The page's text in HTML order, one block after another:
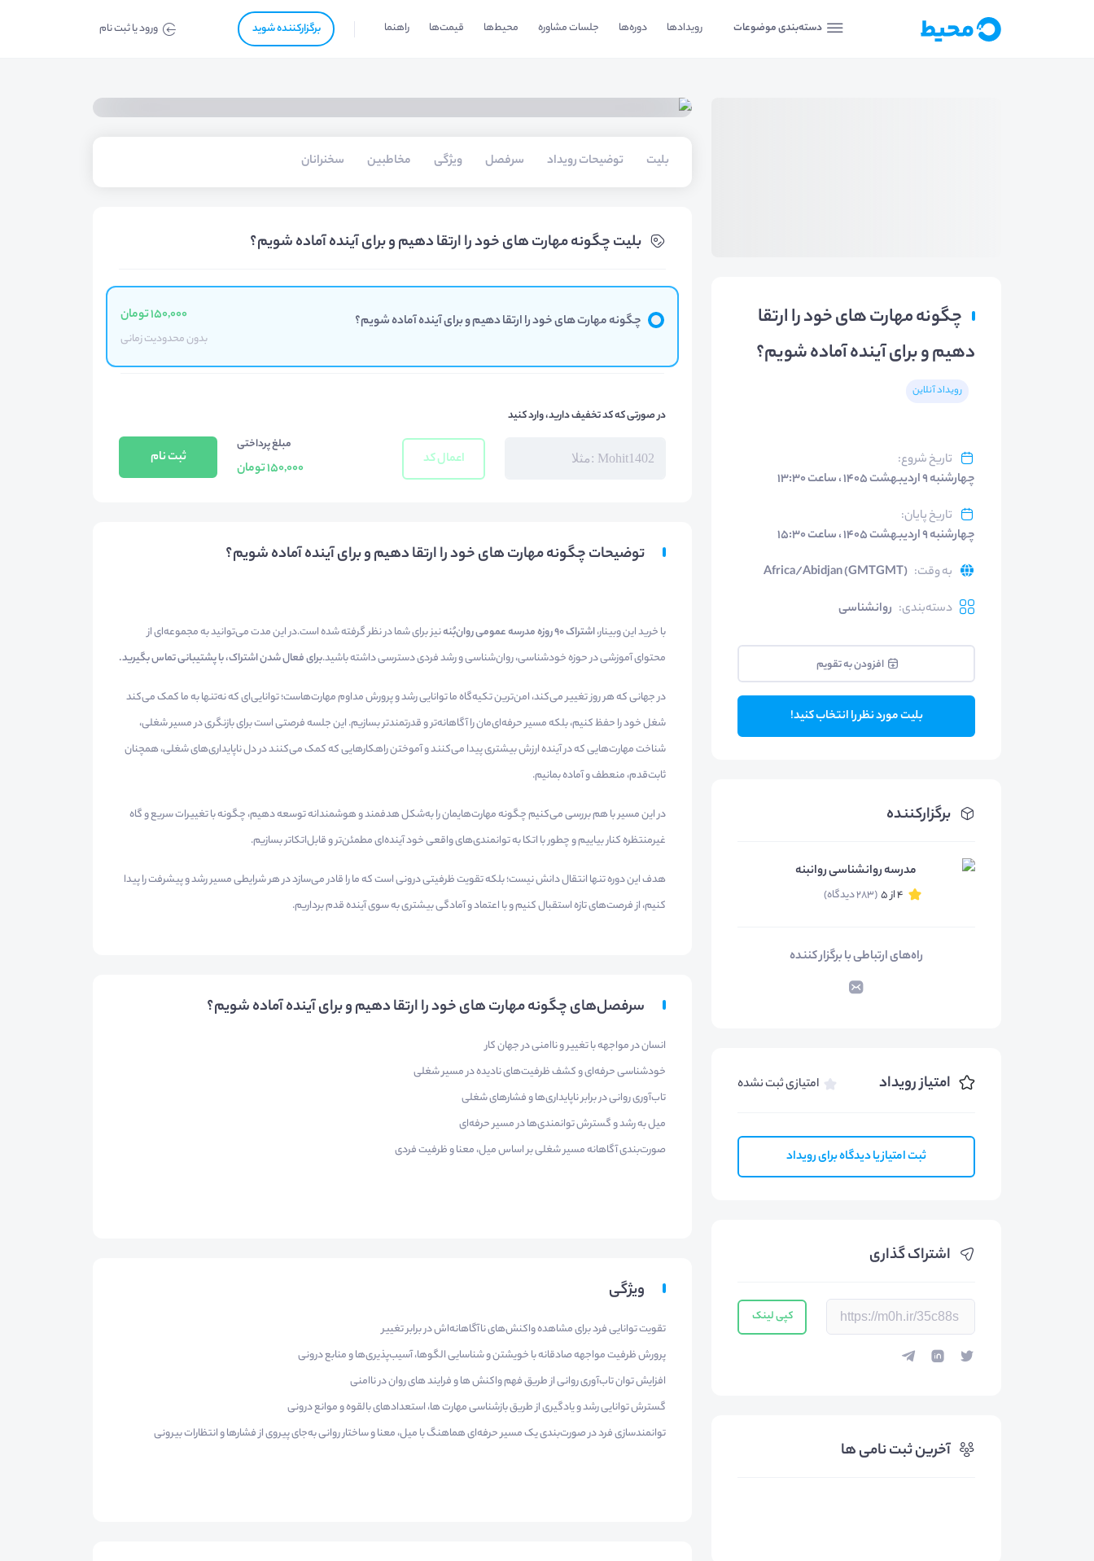
دسته‌بندی موضوعات رویدادها دوره‌ها جلسات مشاوره محیط‌ها قیمت‌ها راهنما برگزار‌‌کننده شوید ورود یا ثبت نام
چگونه مهارت های خود را ارتقا
دهیم و برای آینده آماده شویم؟
رویداد آنلاین
تاریخ شروع:
چهارشنبه ۹ اردیبهشت ۱۴۰۵ ، ساعت ۱۳:۳۰
تاریخ پایان:
چهارشنبه ۹ اردیبهشت ۱۴۰۵ ، ساعت ۱۵:۳۰
به وقت:
Africa/Abidjan (GMTGMT)
دسته‌بندی: روانشناسی
افزودن به تقویم
بلیت مورد نظر را انتخاب کنید!
برگزارکننده
مدرسه روانشناسی روانبنه
4 از 5 (283 دیدگاه)
راه‌های ارتباطی با برگزار کننده
امتیاز رویداد امتیازی ثبت نشده
ثبت امتیاز یا دیدگاه برای رویداد
اشتراک گذاری
کپی لینک
آخرین ثبت نامی ها
بلیت‌ توضیحات رویداد سرفصل ویژگی مخاطبین سخنرانان
بلیت‌ چگونه مهارت های خود را ارتقا دهیم و برای آینده آماده شویم؟
چگونه مهارت های خود را ارتقا دهیم و برای آینده آماده شویم؟ 150,000 تومان
بدون محدودیت زمانی
در صورتی که کد تخفیف دارید، وارد کنید
اعمال کد
مبلغ پرداختی
150,000 تومان
ثبت نام
توضیحات چگونه مهارت های خود را ارتقا دهیم و برای آینده آماده شویم؟
با خرید این وبینار،اشتراک ۹۰ روزه مدرسه عمومی روان‌بُنه
نیز برای شما در نظر گرفته شده است.در این مدت می‌توانید به مجموعه‌ای از
محتوای آموزشی در حوزه خودشناسی، روان‌شناسی و رشد فردی دسترسی داشته باشید.برای فعال شدن اشتراک، با پشتیبانی تماس بگیرید.
در جهانی که هر روز تغییر می‌کند، امن‌ترین تکیه‌گاه ما توانایی رشد و پرورش مداوم مهارت‌هاست؛ توانایی‌ای که نه‌تنها به ما کمک می‌کند
شغل خود را حفظ کنیم، بلکه مسیر حرفه‌ای‌مان را آگاهانه‌تر و قدرتمندتر بسازیم. این جلسه فرصتی است برای بازنگری در مسیر شغلی،
شناخت مهارت‌هایی که در آینده ارزش بیشتری پیدا می‌کنند و آموختن راهکارهایی که کمک می‌کنند در دل ناپایداری‌های شغلی، همچنان
ثابت‌قدم، منعطف و آماده بمانیم.
در این مسیر با هم بررسی می‌کنیم چگونه مهارت‌هایمان را به‌شکل هدفمند و هوشمندانه توسعه دهیم، چگونه با تغییرات سریع و گاه
غیرمنتظره کنار بیاییم و چطور با اتکا به توانمندی‌های واقعی خود آینده‌ای مطمئن‌تر و قابل‌اتکاتر بسازیم.
هدف این دوره تنها انتقال دانش نیست؛ بلکه تقویت ظرفیتی درونی است که ما را قادر می‌سازد در هر شرایطی مسیر رشد و پیشرفت را پیدا
کنیم، از فرصت‌های تازه استقبال کنیم و با اعتماد و آمادگی بیشتری به سوی آینده قدم برداریم.
سرفصل‌های چگونه مهارت های خود را ارتقا دهیم و برای آینده آماده شویم؟
انسان در مواجهه با تغییر و ناامنی در جهان کار
خودشناسی حرفه‌ای و کشف ظرفیت‌های نادیده در مسیر شغلی
تاب‌آوری روانی در برابر ناپایداری‌ها و فشارهای شغلی
میل به رشد و گسترش توانمندی‌ها در مسیر حرفه‌ای
صورت‌بندی آگاهانه مسیر شغلی بر اساس میل، معنا و ظرفیت فردی
ویژگی
تقویت توانایی فرد برای مشاهده واکنش‌های ناآگاهانه‌اش در برابر تغییر
پرورش ظرفیت مواجهه صادقانه با خویشتن و شناسایی الگوها، آسیب‌پذیری‌ها و منابع درونی
افزایش توان تاب‌آوری روانی از طریق فهم واکنش ها و فرایند های روان در ناامنی
گسترش توانایی رشد و یادگیری از طریق بازشناسی مهارت ها، استعدادهای بالقوه و موانع درونی
توانمندسازی فرد در صورت‌بندی یک مسیر حرفه‌ای هماهنگ با میل، معنا و ساختار روانی‌ به‌جای پیروی از فشارها و انتظارات بیرونی